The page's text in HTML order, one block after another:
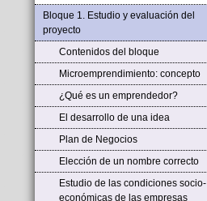
Bloque 1. Estudio y evaluación del
proyecto
Contenidos del bloque
Microemprendimiento: concepto
¿Qué es un emprendedor?
El desarrollo de una idea
Plan de Negocios
Elección de un nombre correcto
Estudio de las condiciones socio-
económicas de las empresas